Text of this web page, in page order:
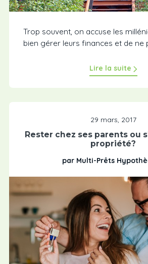
Trop souvent, on accuse les
bien gérer leurs finances et de ne
Lire la suite
29 mars, 2017
Rester chez ses parents ou
propriété?
par Multi-Prêts